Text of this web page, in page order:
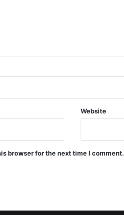
Website
browser for the next time I comment.